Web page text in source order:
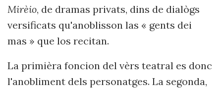
Mirèio, de dramas privats, dins de dialògs
versificats qu'anoblisson las « gents dei
mas » que los recitan.
La primièra foncion del vèrs teatral es donc
l'anobliment dels personatges. La segonda,